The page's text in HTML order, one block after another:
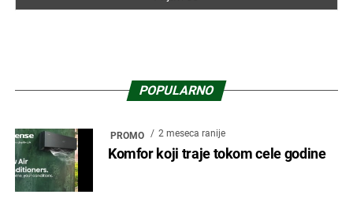
POPULARNO
PROMO 2 meseca ranije
Komfor koji traje tokom cele godine